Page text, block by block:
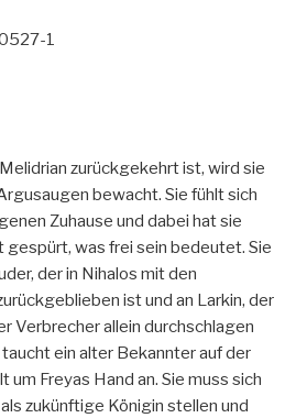
1
zurückgekehrt ist, wird sie
bewacht. Sie fühlt sich
Zuhause und dabei hat sie
gespürt, was frei sein bedeutet. Sie
der in Nihalos mit den
ist und an Larkin, der
Verbrecher allein durchschlagen
ein alter Bekannter auf der
um Freyas Hand an. Sie muss sich
zukünftige Königin stellen und